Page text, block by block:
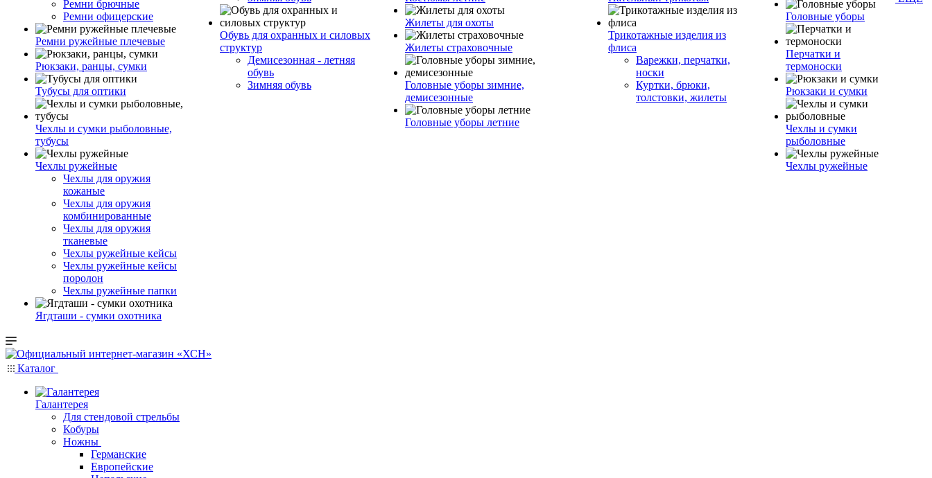
Ремни брючные
Ремни офицерские
Ремни ружейные плечевые
Рюкзаки, ранцы, сумки
Тубусы для оптики
Чехлы и сумки рыболовные,
тубусы
Чехлы ружейные
Чехлы для оружия
кожаные
Чехлы для оружия
комбинированные
Чехлы для оружия
тканевые
Чехлы ружейные кейсы
Чехлы ружейные кейсы
поролон
Чехлы ружейные папки
Ягдташи - сумки охотника
Обувь для охранных и силовых
структур
Демисезонная - летняя
обувь
Зимняя обувь
Жилеты для охоты
Жилеты страховочные
Головные уборы зимние,
демисезонные
Головные уборы летние
Трикотажные изделия из
флиса
Варежки, перчатки,
носки
Куртки, брюки,
толстовки, жилеты
Головные уборы
Перчатки и
термоноски
Рюкзаки и сумки
Чехлы и сумки
рыболовные
Чехлы ружейные
Каталог
Галантерея
Для стендовой стрельбы
Кобуры
Ножны
Германские
Европейские